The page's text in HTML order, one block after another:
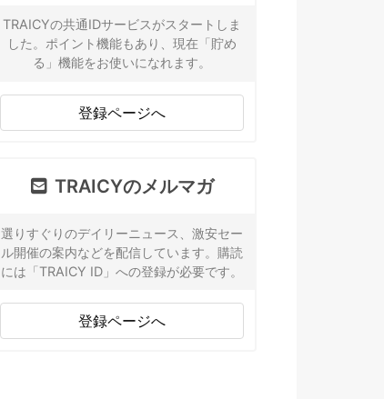
TRAICYの共通IDサービスがスタートしま
した。ポイント機能もあり、現在「貯め
る」機能をお使いになれます。
登録ページへ
TRAICYのメルマガ
選りすぐりのデイリーニュース、激安セー
ル開催の案内などを配信しています。購読
には「TRAICY ID」への登録が必要です。
登録ページへ